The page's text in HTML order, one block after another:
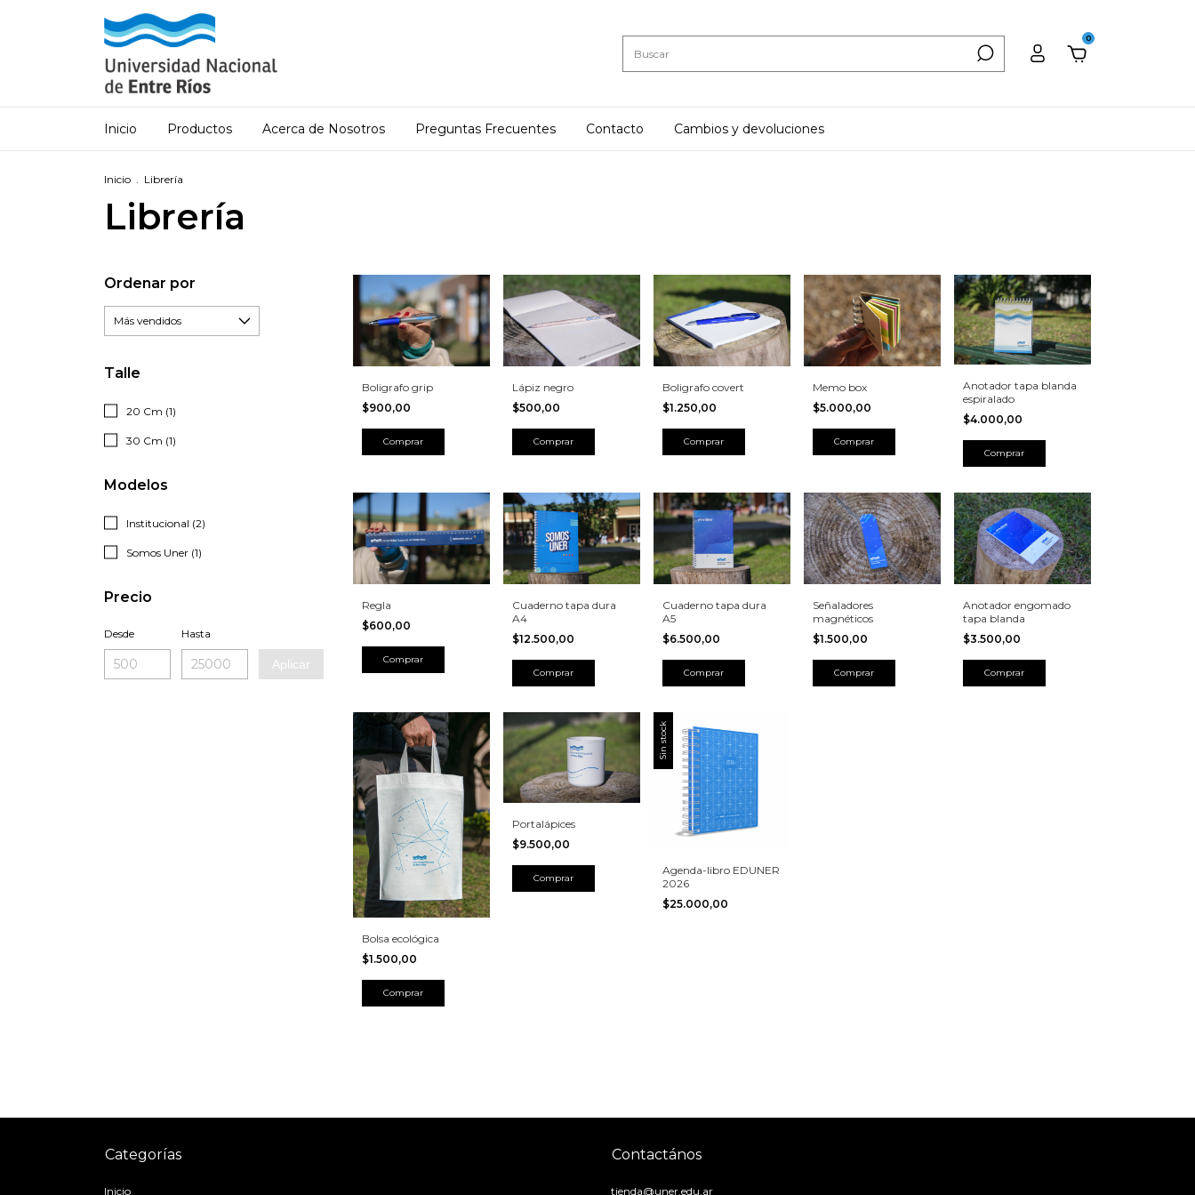
0
Inicio Productos Acerca de Nosotros Preguntas Frecuentes Contacto Cambios y devoluciones
Inicio . Librería
Librería
Ordenar por
Talle
20 Cm (1)
30 Cm (1)
Modelos
Institucional (2)
Somos Uner (1)
Precio
Desde Hasta
Aplicar
Boligrafo grip
$900,00
Lápiz negro
$500,00
Boligrafo covert
$1.250,00
Memo box
$5.000,00
Anotador tapa blanda
espiralado
$4.000,00
Regla
$600,00
Comprar
Cuaderno tapa dura
A4
$12.500,00
Cuaderno tapa dura
A5
$6.500,00
Señaladores
magnéticos
$1.500,00
Comprar
Anotador engomado
tapa blanda
$3.500,00
Bolsa ecológica
$1.500,00
Portalápices
$9.500,00
Sin stock
Agenda-libro EDUNER
2026
$25.000,00
Categorías
Inicio
Contactános
tienda@uner.edu.ar